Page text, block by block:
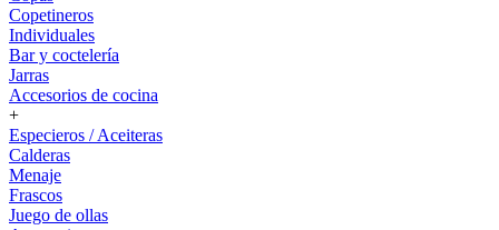
Copetineros
Individuales
Bar y coctelería
Jarras
Accesorios de cocina
+
Especieros / Aceiteras
Calderas
Menaje
Frascos
Juego de ollas